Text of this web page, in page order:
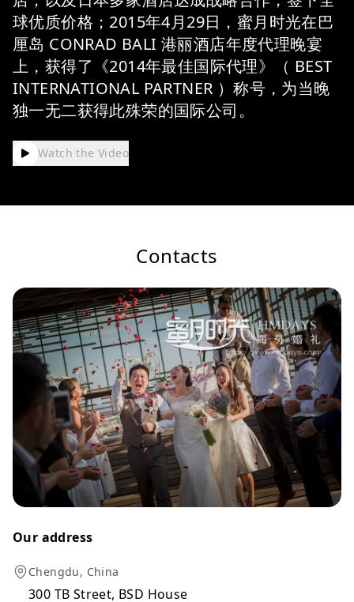
球优质价格；2015年4月29日，蜜月时光在巴
厘岛 CONRAD BALI 港丽酒店年度代理晚宴
上，获得了《2014年最佳国际代理》（ BEST
INTERNATIONAL PARTNER ）称号，为当晚
独一无二获得此殊荣的国际公司。
Watch the Video
Contacts
Our address
Chengdu, China
300 TB Street, BSD House